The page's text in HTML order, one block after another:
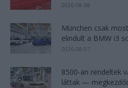
2026-08-08
München csak
elindult a BMW i3
2026-08-07
8500-an rendeltek
láttak —